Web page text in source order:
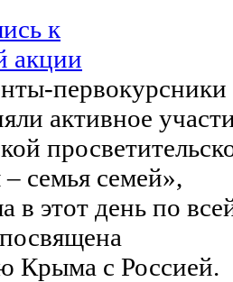
первокурсники
активное
семья семей»,
в этот день по
Крыма с Россией.